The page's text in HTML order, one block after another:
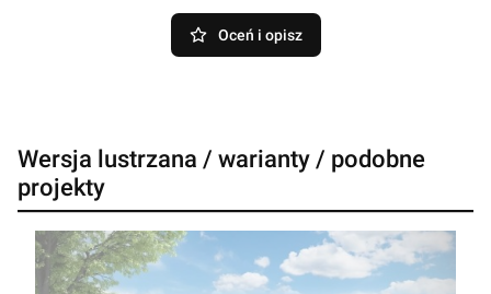
Oceń i opisz
Wersja lustrzana / warianty / podobne
projekty